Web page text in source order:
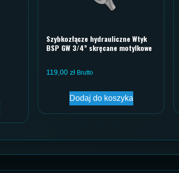
Szybkozłącze hydrauliczne Wtyk
BSP GW 3/4” skręcane motylkowe
119,00 zł Brutto
Dodaj do koszyka